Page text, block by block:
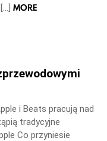
MORE
i Beats pracują nad
tradycyjne
Co przyniesie